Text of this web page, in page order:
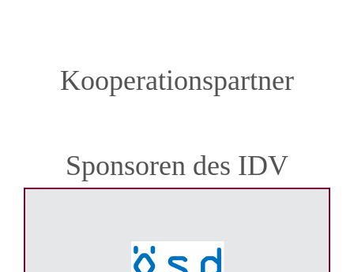
Kooperationspartner
Sponsoren des IDV